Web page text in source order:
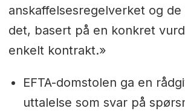
anskaffelsesregelverket og
det, basert på en konkret
enkelt kontrakt.»
EFTA-domstolen ga en
uttalelse som svar på